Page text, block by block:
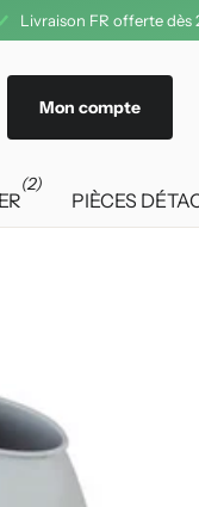
Livraison FR offerte
Mon compte
(2)
PIÈCES